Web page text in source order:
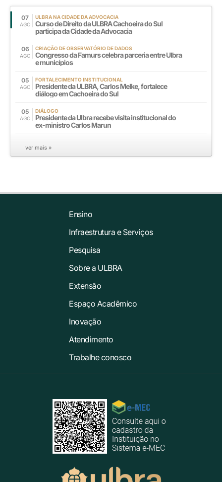
07
AGO
ULBRA NA CIDADE DA ADVOCACIA
Curso de Direito da ULBRA Cachoeira do Sul
participa da Cidade da Advocacia
06
AGO
CRIAÇÃO DE OBSERVATÓRIO DE DADOS
Congresso da Famurs celebra parceria entre Ulbra
e municípios
05
AGO
FORTALECIMENTO INSTITUCIONAL
Presidente da ULBRA, Carlos Melke, fortalece
diálogo em Cachoeira do Sul
05
AGO
DIÁLOGO
Presidente da Ulbra recebe visita institucional do
ex-ministro Carlos Marun
ver mais »
Ensino
Infraestrutura e Serviços
Pesquisa
Sobre a ULBRA
Extensão
Espaço Acadêmico
Inovação
Atendimento
Trabalhe conosco